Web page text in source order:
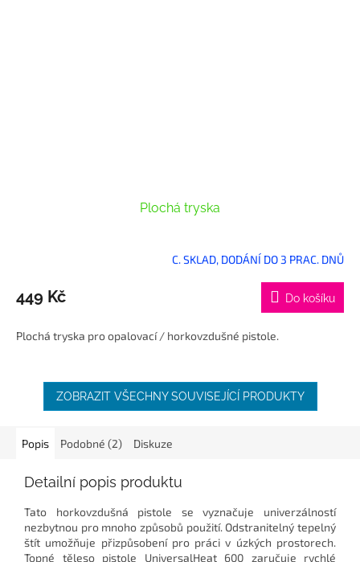
Plochá tryska
C. SKLAD, DODÁNÍ DO 3 PRAC. DNŮ
449 Kč Do košíku
Plochá tryska pro opalovací / horkovzdušné pistole.
ZOBRAZIT VŠECHNY SOUVISEJÍCÍ PRODUKTY
Popis Podobné (2) Diskuze
Detailní popis produktu
Tato horkovzdušná pistole se vyznačuje univerzálností
nezbytnou pro mnoho způsobů použití. Odstranitelný tepelný
štít umožňuje přizpůsobení pro práci v úzkých prostorech.
Topné těleso pistole UniversalHeat 600 zaručuje rychlé